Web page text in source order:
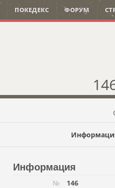
ПОКЕДЕКС ФОРУМ
Информация
№
146